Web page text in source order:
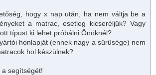
hogy x nap után, ha nem váltja be a
a matrac , esetleg kicseréljük? Vagy
típust ki lehet próbálni Önöknél?
honlapját (ennek nagy a sűrűsége) nem
hol készülnek?
a segítségét!